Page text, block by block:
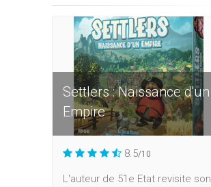
Settlers : Naissance d'un
Empire
8.5/10
L'auteur de 51e Etat revisite son